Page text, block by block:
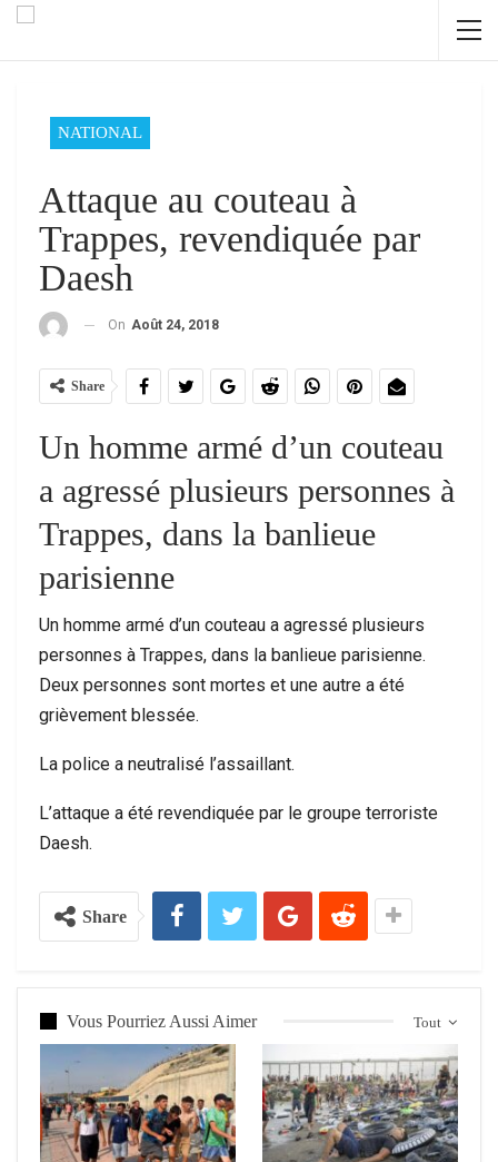
NATIONAL
Attaque au couteau à
Trappes, revendiquée par
Daesh
On Août 24, 2018
Share
Un homme armé d’un couteau
a agressé plusieurs personnes à
Trappes, dans la banlieue
parisienne
Un homme armé d’un couteau a agressé plusieurs
personnes à Trappes, dans la banlieue parisienne.
Deux personnes sont mortes et une autre a été
grièvement blessée.
La police a neutralisé l’assaillant.
L’attaque a été revendiquée par le groupe terroriste
Daesh.
Share
Tout
Vous Pourriez Aussi Aimer